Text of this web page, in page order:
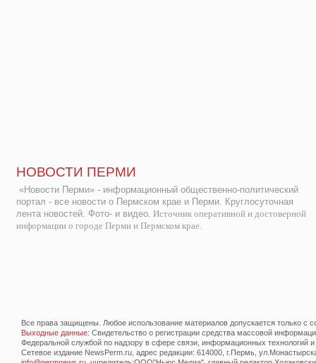
НОВОСТИ ПЕРМИ
«Новости Перми» - информационный общественно-политический
портал - все новости о Пермском крае и Перми. Круглосуточная
лента новостей. Фото- и видео. Источник оперативной и достоверной
информации о городе Перми и Пермском крае.
Все права защищены. Любое использование материалов допускается только с
Выходные данные: Свидетельство о регистрации средства массовой
Федеральной службой по надзору в сфере связи, информационных технологий
Сетевое издание NewsPerm.ru, адрес редакции: 614000, г.Пермь,